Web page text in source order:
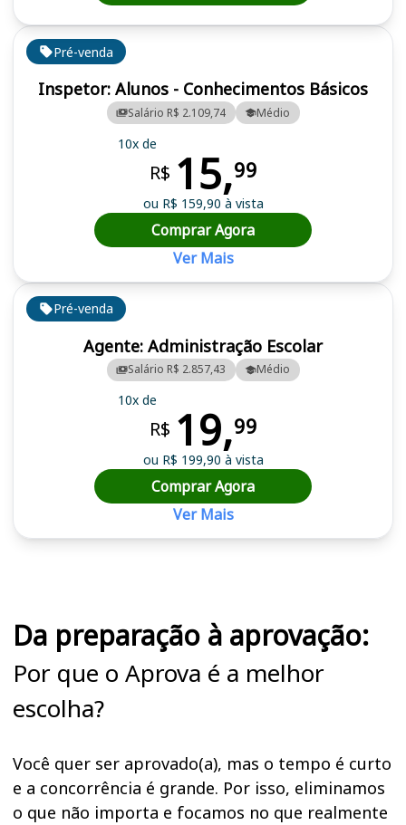
Pré-venda
Agente: Administração Escolar
Salário R$ 2.857,43 Médio
10x de
R$ 19,99
ou R$ 199,90 à vista
Comprar Agora
Ver Mais
Pré-venda
Inspetor: Alunos - Conhecimentos Básicos
Salário R$ 2.109,74 Médio
10x de
R$ 15,99
ou R$ 159,90 à vista
Comprar Agora
Ver Mais
Da preparação à aprovação:
Por que o Aprova é a melhor
escolha?
Você quer ser aprovado(a), mas o tempo é curto
e a concorrência é grande. Por isso, eliminamos
o que não importa e focamos no que realmente